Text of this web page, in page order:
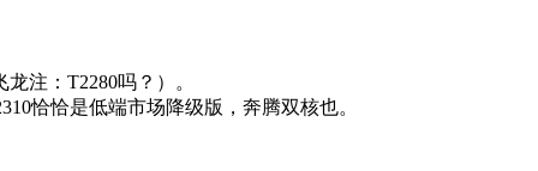
注：T2280吗？）。
恰恰是低端市场降级版，奔腾双核也。